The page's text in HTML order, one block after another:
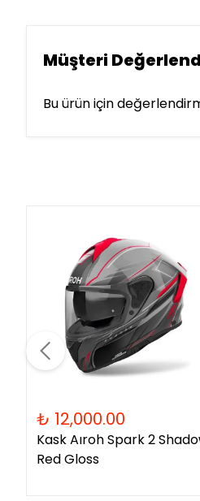
Müşteri
Bu ürün için
₺ 12,000.00
Kask Aıroh Spark 2
Red Gloss